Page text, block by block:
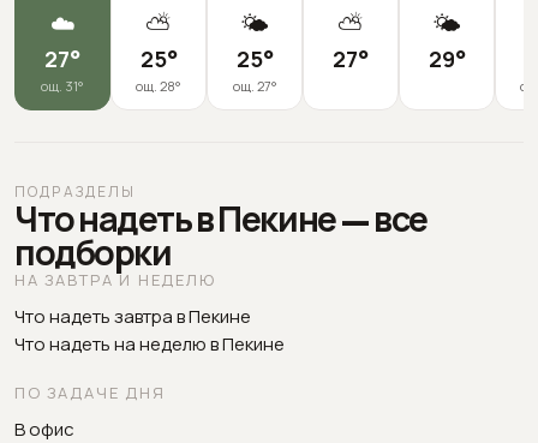
☁️
27°
ощ. 31°
⛅
25°
ощ. 28°
🌤️
25°
ощ. 27°
⛅
27°
🌤️
29°
ПОДРАЗДЕЛЫ
Что надеть в Пекине — все
подборки
НА ЗАВТРА И НЕДЕЛЮ
Что надеть завтра в Пекине
Что надеть на неделю в Пекине
ПО ЗАДАЧЕ ДНЯ
В офис